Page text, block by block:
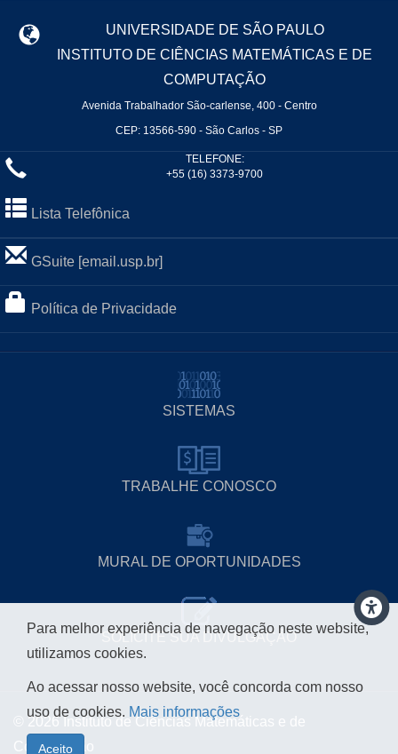
UNIVERSIDADE DE SÃO PAULO
INSTITUTO DE CIÊNCIAS MATEMÁTICAS E DE
COMPUTAÇÃO
Avenida Trabalhador São-carlense, 400 - Centro
CEP: 13566-590 - São Carlos - SP
TELEFONE:
+55 (16) 3373-9700
Lista Telefônica
GSuite [email.usp.br]
Política de Privacidade
SISTEMAS
TRABALHE CONOSCO
MURAL DE OPORTUNIDADES
SOLICITE SUA DIVULGAÇÃO
© 2026 Instituto de Ciências Matemáticas e de
Computação
Para melhor experiência de navegação neste website,
utilizamos cookies.
Ao acessar nosso website, você concorda com nosso
uso de cookies. Mais informações
Aceito